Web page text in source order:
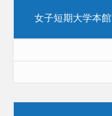
女子短期大学本館